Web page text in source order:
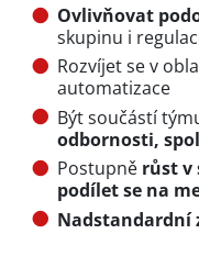
Ovlivňovat
skupinu i
Rozvíjet se v
automatizace
Být součástí
odbornosti,
Postupně růst v
podílet se na
Nadstandardní